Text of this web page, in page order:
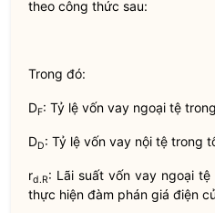
theo công thức sau:
Trong đó:
DF: Tỷ lệ vốn vay ngoại tệ
DD: Tỷ lệ vốn vay nội tệ trong
rd.R: Lãi suất vốn vay ngoại
thực hiện đàm phán giá điện